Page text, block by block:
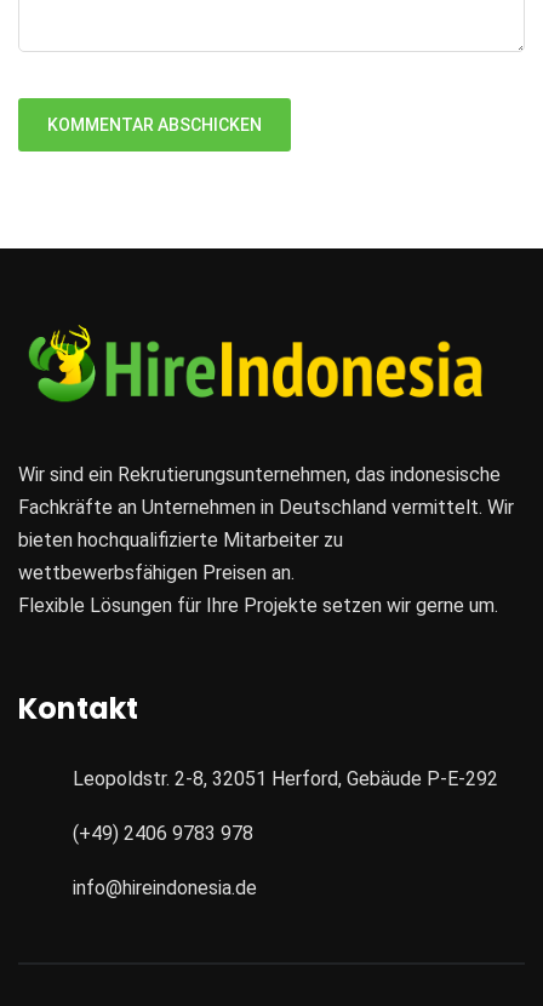
Wir sind ein Rekrutierungsunternehmen, das indonesische
Fachkräfte an Unternehmen in Deutschland vermittelt. Wir
bieten hochqualifizierte Mitarbeiter zu
wettbewerbsfähigen Preisen an.
Flexible Lösungen für Ihre Projekte setzen wir gerne um.
Kontakt
Leopoldstr. 2-8, 32051 Herford, Gebäude P-E-292
(+49) 2406 9783 978
info@hireindonesia.de